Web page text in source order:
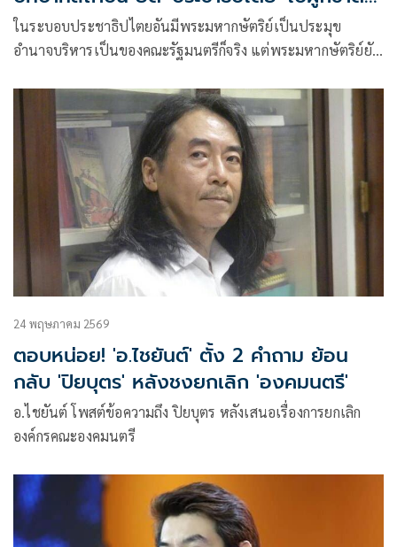
อยู่ฝ่ายเดียว
ในระบอบประชาธิปไตยอันมีพระมหากษัตริย์เป็นประมุข
อำนาจบริหารเป็นของคณะรัฐมนตรีก็จริง แต่พระมหากษัตริย์ยัง
จากพระราชกรณียกิจเพื่อประชาชน
24 พฤษภาคม 2569
ตอบหน่อย! 'อ.ไชยันต์' ตั้ง 2 คำถาม ย้อน
กลับ 'ปิยบุตร' หลังชงยกเลิก 'องคมนตรี'
อ.ไชยันต์ โพสต์ข้อความถึง ปิยบุตร หลังเสนอเรื่องการยกเลิก
องค์กรคณะองคมนตรี